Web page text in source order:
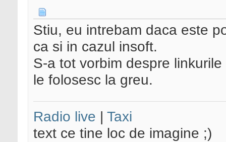
Stiu, eu intrebam daca este
ca si in cazul insoft.
S-a tot vorbim despre
le folosesc la greu.
Radio live | Taxi
text ce tine loc de imagine ;)